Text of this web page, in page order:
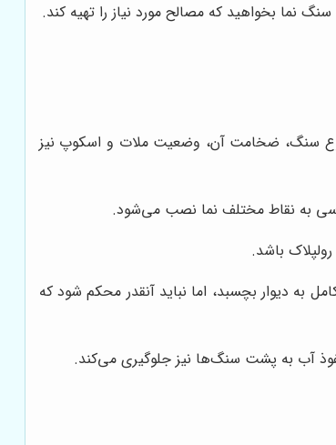
نما بخواهید که مصالح مورد نیاز را تهیه کند.
نوع سنگ، ضخامت آن، وضعیت ملات و اسکوپ نیز
به نقاط مختلف نما نصب می‌شود.
باشد.
به دیوار بچسبد، اما نباید آنقدر محکم شود که
نفوذ آب به پشت سنگ‌ها نیز جلوگیری می‌کند.